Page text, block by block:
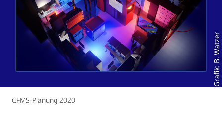
Grafik: B. Watzer
CFMS-Planung 2020